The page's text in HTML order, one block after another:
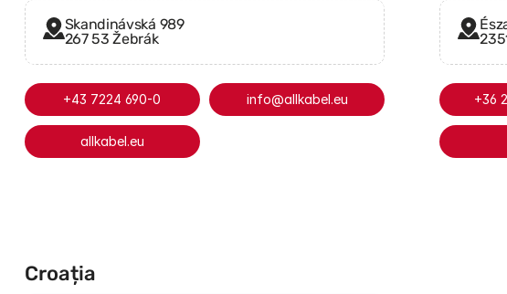
Skandinávská 989
267 53 Žebrák
+43 7224 690-0 info@allkabel.eu
allkabel.eu
+36
Croația